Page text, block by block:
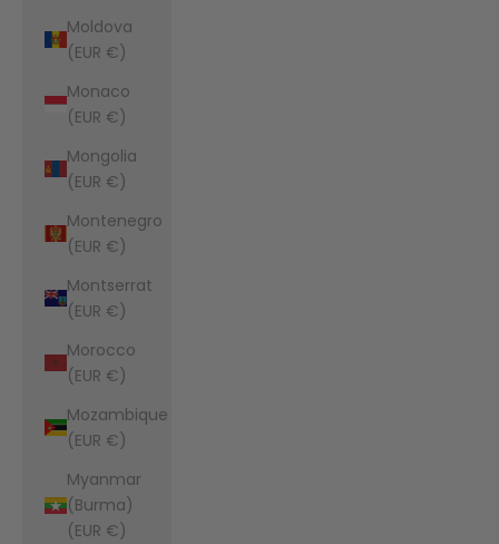
Moldova
(EUR €)
Monaco
(EUR €)
Mongolia
(EUR €)
Montenegro
(EUR €)
Montserrat
(EUR €)
Morocco
(EUR €)
Mozambique
(EUR €)
Myanmar
(Burma)
(EUR €)